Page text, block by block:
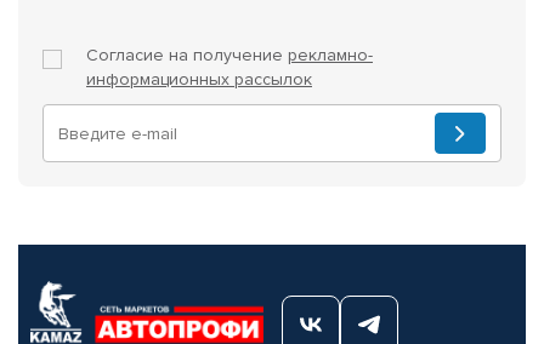
Согласие на получение рекламно-
информационных рассылок